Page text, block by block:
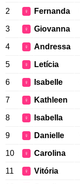
2 ♀ Fernanda
3 ♀ Giovanna
4 ♀ Andressa
5 ♀ Letícia
6 ♀ Isabelle
7 ♀ Kathleen
8 ♀ Isabella
9 ♀ Danielle
10 ♀ Carolina
11 ♀ Vitória